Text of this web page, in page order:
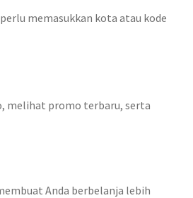
memasukkan kota atau kode
melihat promo terbaru, serta
Anda berbelanja lebih